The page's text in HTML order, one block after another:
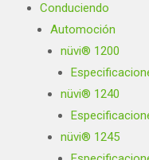
Conduciendo
Automoción
nüvi® 1200
nüvi® 1240
nüvi® 1245